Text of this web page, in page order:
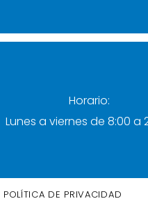
Horario:
Lunes a viernes de 8:00 a
POLÍTICA DE PRIVACIDAD